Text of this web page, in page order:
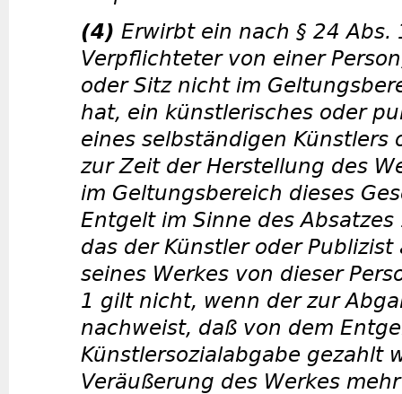
(4) Erwirbt ein nach § 24 Abs.
Verpflichteter von einer
oder Sitz nicht im
hat, ein künstlerisches oder
eines selbständigen Künstlers
zur Zeit der Herstellung des
im Geltungsbereich dieses
Entgelt im Sinne des
das der Künstler oder
seines Werkes von dieser
1 gilt nicht, wenn der zur
nachweist, daß von dem
Künstlersozialabgabe gezahlt
Veräußerung des Werkes